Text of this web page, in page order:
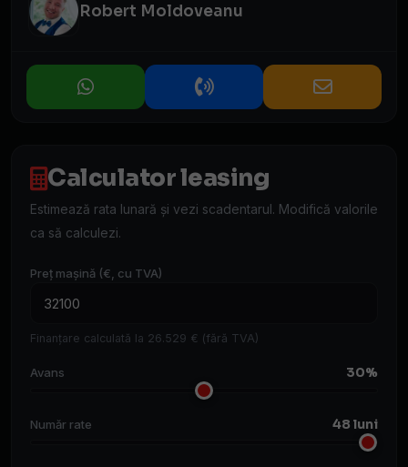
Robert Moldoveanu
Calculator leasing
Estimează rata lunară și vezi scadentarul. Modifică valorile
ca să calculezi.
Preț mașină (€, cu TVA)
Finanțare calculată la 26.529 € (fără TVA)
Avans 30%
Număr rate 48 luni